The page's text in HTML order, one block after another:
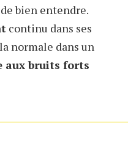
bien entendre.
continu dans ses
normale dans un
aux bruits forts